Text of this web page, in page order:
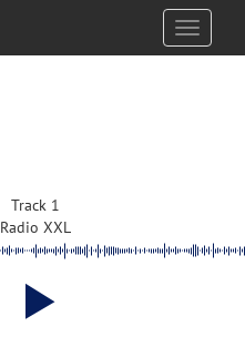
Toggle
Track 1
Radio XXL